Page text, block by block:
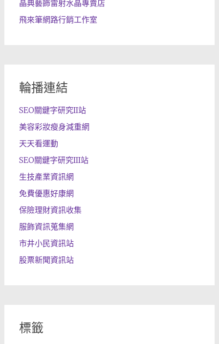
晶典藝飾雷射水晶專賣店
飛來筆網路行銷工作室
輪播連結
SEO關鍵字研究II站
美容彩妝瘦身減重網
天天看運動
SEO關鍵字研究III站
生技產業資訊網
免費優惠好康網
保險理財資訊收集
服飾資訊蒐集網
市井小民資訊站
股票新聞資訊站
標籤